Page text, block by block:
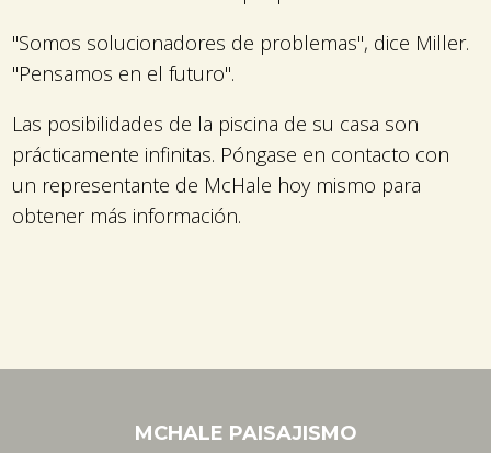
"Somos solucionadores de problemas", dice Miller.
"Pensamos en el futuro".
Las posibilidades de la piscina de su casa son
prácticamente infinitas. Póngase en contacto con
un representante de McHale hoy mismo para
obtener más información.
MCHALE PAISAJISMO